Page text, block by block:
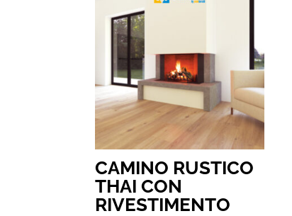
CAMINO RUSTICO
THAI CON
RIVESTIMENTO